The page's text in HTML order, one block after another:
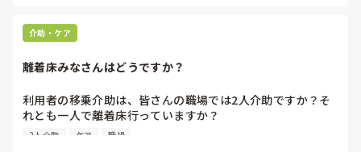
って場数を踏んでやって慣れて行って積極的にやって行って
構いません。そしてなるべく早めに指導者として回ってほし
ぎで、全く慣れない。トランスも、前の老健では、7割型、
全介助、3割型、一部介助。肩麻痺、全身麻痺も筋肉が垂れ
下がってしまった重度の麻痺。
介助・ケア
離着床みなさんはどうですか？
利用者の移乗介助は、皆さんの職場では2人介助ですか？そ
れとも一人で離着床行っていますか？
以前働いていた老健では、ほとんど１人での離着床でした。
2人介助 ケア 職場